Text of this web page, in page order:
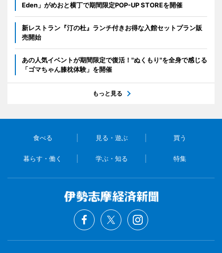
Eden」がめおと横丁で期間限定POP-UP STOREを開催
新レストラン『汀の杜』ランチ付きお得な入館セットプラン販
売開始
あの人気イベントが期間限定で復活！"ぬくもり"を全身で感じる
「ゴマちゃん膝枕体験」を開催
もっと見る
食べる 見る・遊ぶ 買う
暮らす・働く 学ぶ・知る 特集